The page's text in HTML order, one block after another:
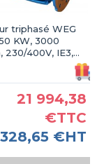
triphasé WEG
KW, 3000
230/400V, IE3,
21 994,38
€TTC
€HT